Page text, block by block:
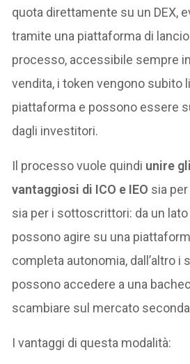
quota direttamente su un DEX,
tramite una piattaforma di
processo, accessibile sempre
vendita, i token vengono subito
piattaforma e possono essere
dagli investitori.
Il processo vuole quindi unire
vantaggiosi di ICO e IEO sia
sia per i sottoscrittori: da un
possono agire su una
completa autonomia, dall’altro i
possono accedere a una
scambiare sul mercato
I vantaggi di questa modalità: